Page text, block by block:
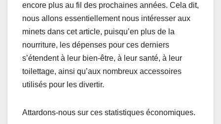
encore plus au fil des prochaines années. Cela dit,
nous allons essentiellement nous intéresser aux
minets dans cet article, puisqu’en plus de la
nourriture, les dépenses pour ces derniers
s’étendent à leur bien-être, à leur santé, à leur
toilettage, ainsi qu’aux nombreux accessoires
utilisés pour les divertir.
Attardons-nous sur ces statistiques économiques.